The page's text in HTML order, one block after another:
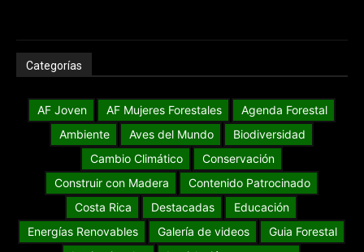
Categorías
AF Joven AF Mujeres Forestales
Agenda Forestal
Ambiente
Aves del Mundo
Biodiversidad
Cambio Climático
Conservación
Construir con Madera
Contenido Patrocinado
Costa Rica
Destacadas
Educación
Energías Renovables
Galería de videos
Guia Forestal